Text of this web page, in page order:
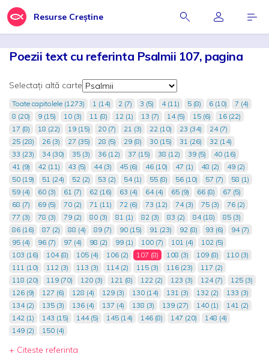
Resurse Creștine
Poezii text cu referinta Psalmii 107, pagina
Selectați altă carte
Toate capitolele (1273) 1 (14) 2 (7) 3 (5) 4 (11) 5 (8) 6 (10)
7 (4)
8 (20)
9 (15) 10 (3) 11 (8) 12 (1) 13 (7) 14 (5) 15 (6)
16 (22)
17 (8)
18 (22) 19 (15) 20 (7) 21 (3) 22 (10) 23 (34)
24 (7)
25 (28)
26 (3) 27 (35) 28 (5) 29 (8) 30 (15) 31 (26)
32 (14)
33 (23)
34 (30) 35 (3) 36 (12) 37 (15) 38 (12) 39 (5)
40 (16)
41 (9)
42 (11) 43 (5) 44 (3) 45 (6) 46 (10) 47 (1) 48 (2)
49 (2)
50 (19)
51 (24) 52 (2) 53 (2) 54 (1) 55 (8) 56 (10) 57 (7)
58 (1)
59 (4)
60 (3) 61 (7) 62 (16) 63 (4) 64 (4) 65 (9) 66 (8)
67 (5)
68 (7)
69 (5) 70 (2) 71 (11) 72 (6) 73 (12) 74 (3) 75 (3)
76 (2)
77 (3)
78 (3) 79 (2) 80 (3) 81 (1) 82 (3) 83 (2) 84 (18)
85 (3)
86 (16)
87 (2) 88 (4) 89 (7) 90 (15) 91 (23) 92 (8) 93 (6)
94 (7)
95 (4)
96 (7) 97 (4) 98 (2) 99 (1) 100 (7) 101 (4)
102 (5)
103 (16)
104 (8) 105 (4) 106 (2) 107 (8) 108 (3) 109 (8)
110 (3)
111 (10)
112 (3) 113 (3) 114 (2) 115 (3) 116 (23)
117 (2)
118 (20)
119 (70) 120 (3) 121 (8) 122 (2) 123 (3) 124 (7)
125 (3)
126 (9)
127 (6) 128 (4) 129 (3) 130 (14) 131 (3) 132 (2)
133 (3)
134 (2)
135 (3) 136 (4) 137 (4) 138 (3) 139 (27) 140 (1)
141 (2)
142 (1)
143 (15) 144 (5) 145 (14) 146 (8) 147 (20)
148 (4)
149 (2)
150 (4)
+ Citeste referinta